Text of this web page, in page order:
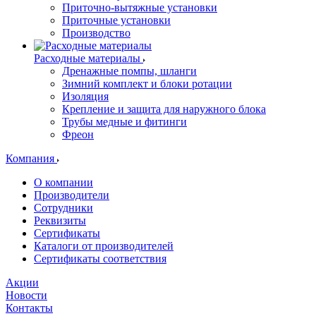
Приточно-вытяжные установки
Приточные установки
Производство
Расходные материалы
Дренажные помпы, шланги
Зимний комплект и блоки ротации
Изоляция
Крепление и защита для наружного блока
Трубы медные и фитинги
Фреон
Компания
О компании
Производители
Сотрудники
Реквизиты
Сертификаты
Каталоги от производителей
Сертификаты соответствия
Акции
Новости
Контакты